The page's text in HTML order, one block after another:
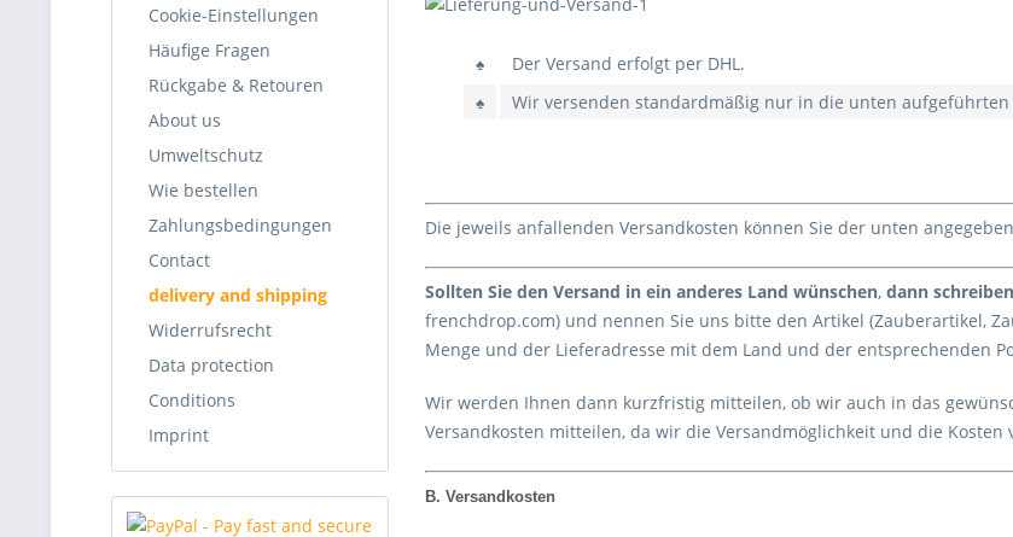
Cookie-Einstellungen
Häufige Fragen
Rückgabe & Retouren
About us
Umweltschutz
Wie bestellen
Zahlungsbedingungen
Contact
delivery and shipping
Widerrufsrecht
Data protection
Conditions
Imprint
♠
Der Versand erfolgt per DHL.
♠
Wir versenden standardmäßig nur in die unten aufgeführten
Die jeweils anfallenden Versandkosten können Sie der unten
Sollten Sie den Versand in ein anderes Land wünschen, dann
frenchdrop.com) und nennen Sie uns bitte den Artikel (Zauberartikel,
Menge und der Lieferadresse mit dem Land und der entsprechenden
Wir werden Ihnen dann kurzfristig mitteilen, ob wir auch in das
Versandkosten mitteilen, da wir die Versandmöglichkeit und die
B. Versandkosten